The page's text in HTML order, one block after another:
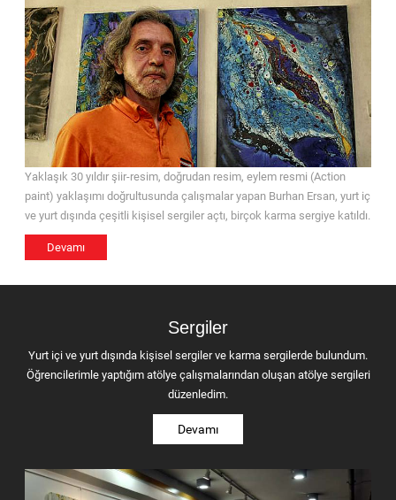
Yaklaşık 30 yıldır şiir-resim, doğrudan resim, eylem resmi (Action
paint) yaklaşımı doğrultusunda çalışmalar yapan Burhan Ersan, yurt iç
ve yurt dışında çeşitli kişisel sergiler açtı, birçok karma sergiye katıldı.
Devamı
Sergiler
Yurt içi ve yurt dışında kişisel sergiler ve karma sergilerde bulundum.
Öğrencilerimle yaptığım atölye çalışmalarından oluşan atölye sergileri
düzenledim.
Devamı